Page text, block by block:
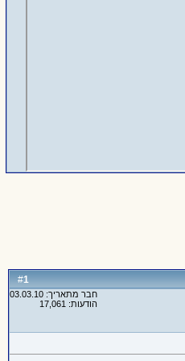
#
1
חבר מתאריך: 03.03.10
הודעות: 17,061